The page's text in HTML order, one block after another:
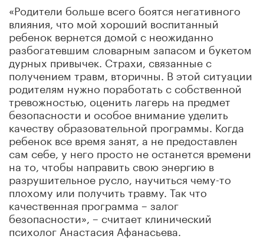
«Родители больше всего боятся негативного
влияния, что мой хороший воспитанный
ребенок вернется домой с неожиданно
разбогатевшим словарным запасом и букетом
дурных привычек. Страхи, связанные с
получением травм, вторичны. В этой ситуации
родителям нужно поработать с собственной
тревожностью, оценить лагерь на предмет
безопасности и особое внимание уделить
качеству образовательной программы. Когда
ребенок все время занят, а не предоставлен
сам себе, у него просто не останется времени
на то, чтобы направить свою энергию в
разрушительное русло, научиться чему-то
плохому или получить травму. Так что
качественная программа – залог
безопасности», – считает клинический
психолог Анастасия Афанасьева.